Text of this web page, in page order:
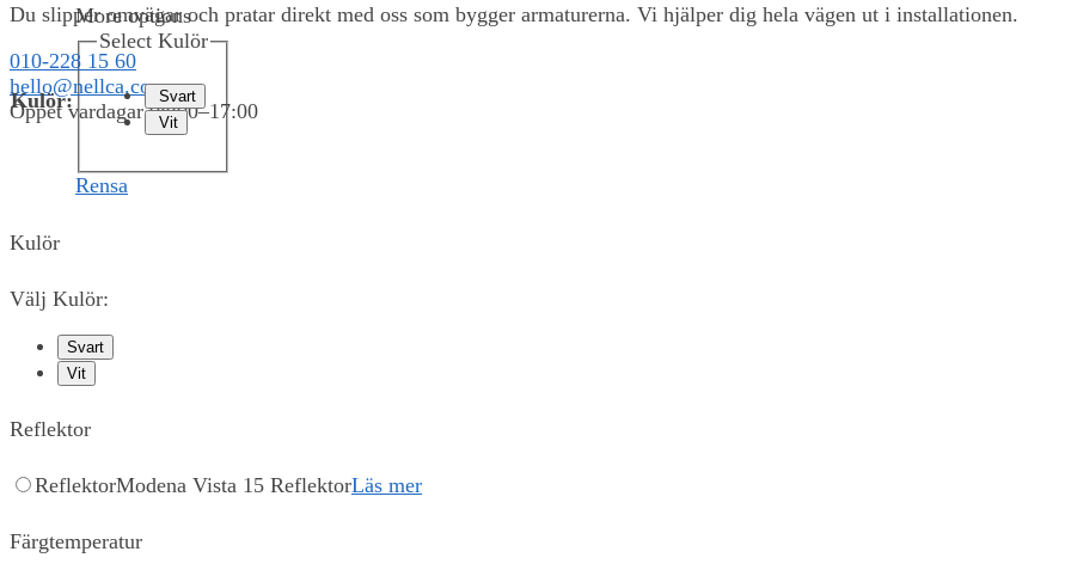
Du slipper omvägar och pratar direkt med oss som bygger armaturerna. Vi hjälper dig hela vägen ut i installationen.
010-228 15 60
hello@nellca.com
Öppet vardagar 08:00–17:00
KR 0
Kulör:
More options
Select Kulör
Svart
Vit
Rensa
Kulör
Välj Kulör:
Svart
Vit
Reflektor
ReflektorModena Vista 15 ReflektorLäs mer
Färgtemperatur